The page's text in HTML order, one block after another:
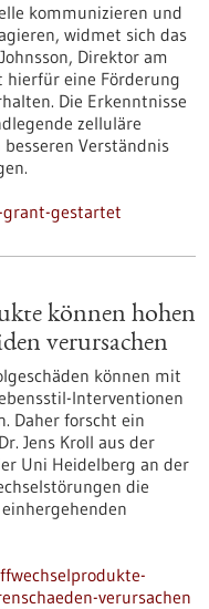
kommunizieren und
widmet sich das
Direktor am
hierfür eine Förderung
Die Erkenntnisse
zelluläre
Verständnis
gestartet
können hohen
verursachen
können mit
Interventionen
Daher forscht ein
Jens Kroll aus der
Uni Heidelberg an der
die
verursachen